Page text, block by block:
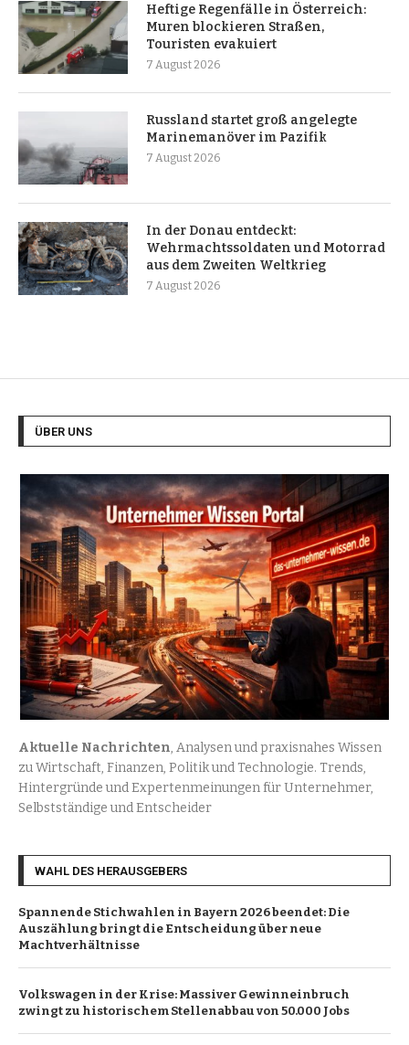
Heftige Regenfälle in Österreich:
Muren blockieren Straßen,
Touristen evakuiert
7 August 2026
Russland startet groß angelegte
Marinemanöver im Pazifik
7 August 2026
In der Donau entdeckt:
Wehrmachtssoldaten und Motorrad
aus dem Zweiten Weltkrieg
7 August 2026
ÜBER UNS
Aktuelle Nachrichten, Analysen und praxisnahes Wissen
zu Wirtschaft, Finanzen, Politik und Technologie. Trends,
Hintergründe und Expertenmeinungen für Unternehmer,
Selbstständige und Entscheider
WAHL DES HERAUSGEBERS
Spannende Stichwahlen in Bayern 2026 beendet: Die
Auszählung bringt die Entscheidung über neue
Machtverhältnisse
Volkswagen in der Krise: Massiver Gewinneinbruch
zwingt zu historischem Stellenabbau von 50.000 Jobs